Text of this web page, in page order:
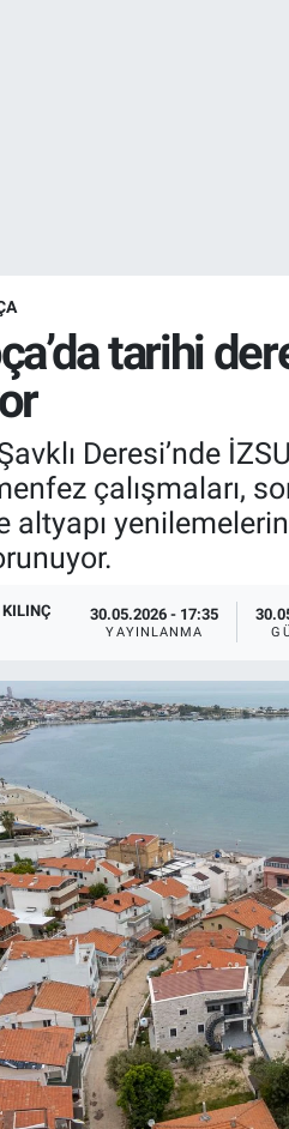
tarihi
Deresi’nde
çalışmaları,
altyapı
KILINÇ 30.05.2026 - 17:35
YAYINLANMA